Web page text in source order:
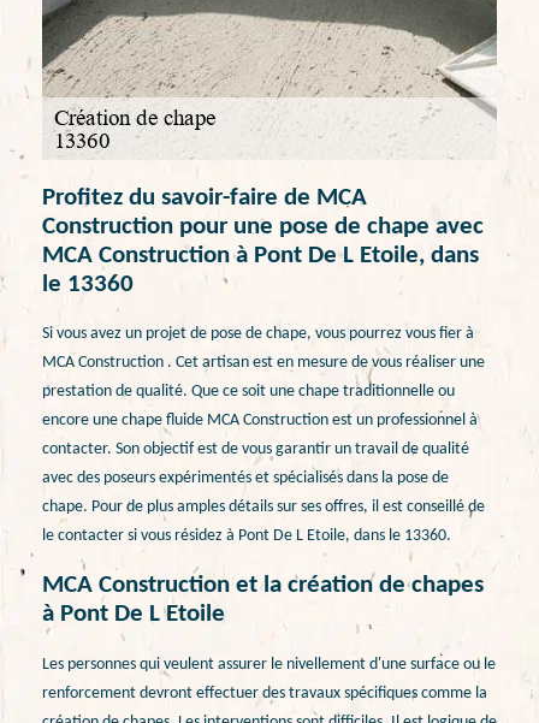
Profitez du savoir-faire de MCA
Construction pour une pose de chape avec
MCA Construction à Pont De L Etoile, dans
le 13360
Si vous avez un projet de pose de chape, vous pourrez vous fier à
MCA Construction . Cet artisan est en mesure de vous réaliser une
prestation de qualité. Que ce soit une chape traditionnelle ou
encore une chape fluide MCA Construction est un professionnel à
contacter. Son objectif est de vous garantir un travail de qualité
avec des poseurs expérimentés et spécialisés dans la pose de
chape. Pour de plus amples détails sur ses offres, il est conseillé de
le contacter si vous résidez à Pont De L Etoile, dans le 13360.
MCA Construction et la création de chapes
à Pont De L Etoile
Les personnes qui veulent assurer le nivellement d'une surface ou le
renforcement devront effectuer des travaux spécifiques comme la